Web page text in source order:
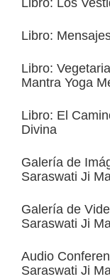
Libro:
Libro:
Mantra Yoga
Libro: El
Divina
Galería de
Saraswati Ji
Galería de
Saraswati Ji
Audio
Saraswati Ji